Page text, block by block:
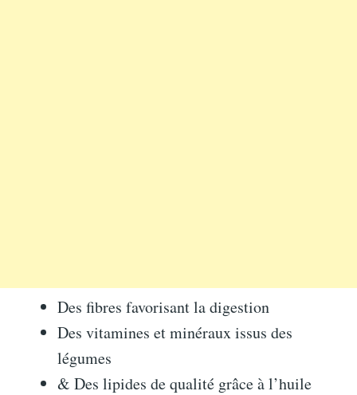
Des fibres favorisant la digestion
Des vitamines et minéraux issus des
légumes
& Des lipides de qualité grâce à l’huile